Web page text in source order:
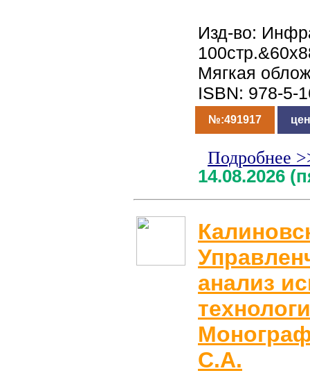
Изд-во:
Мягкая
ISBN: 978-5-
№:491917
Подробнее
14.08.2026
анализ
С.А.